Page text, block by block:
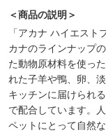
＜商品の説明＞
「アカナ ハイエス
カナのラインナップ
た動物原材料を使っ
れた子羊や鴨、卵、
キッチンに届けられ
で配合しています。
ペットにとって自然